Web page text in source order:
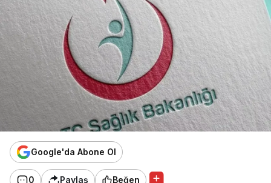
Google'da Abone Ol
0 Paylaş Beğen